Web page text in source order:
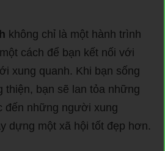
không chỉ là một hành trình
cách để bạn kết nối với
xung quanh. Khi bạn sống
thiện, bạn sẽ lan tỏa những
đến những người xung
dựng một xã hội tốt đẹp hơn.